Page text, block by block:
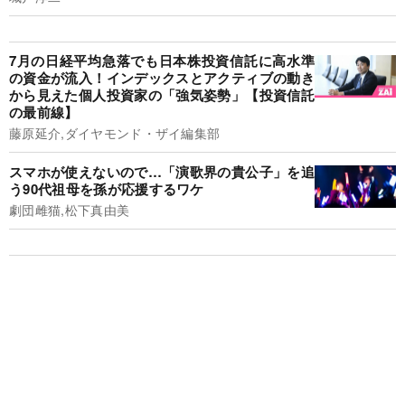
7月の日経平均急落でも日本株投資信託に高水準
の資金が流入！インデックスとアクティブの動き
から見えた個人投資家の「強気姿勢」【投資信託
の最前線】
藤原延介,ダイヤモンド・ザイ編集部
スマホが使えないので…「演歌界の貴公子」を追
う90代祖母を孫が応援するワケ
劇団雌猫,松下真由美